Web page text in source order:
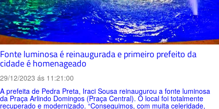
Fonte luminosa é reinaugurada e primeiro prefeito da
cidade é homenageado
29/12/2023 ás 11:21:00
A prefeita de Pedra Preta, Iraci Sousa reinaugurou a fonte luminosa
da Praça Arlindo Domingos (Praça Central). O local foi totalmente
recuperado e modernizado. “Conseguimos, com muita celeridade,